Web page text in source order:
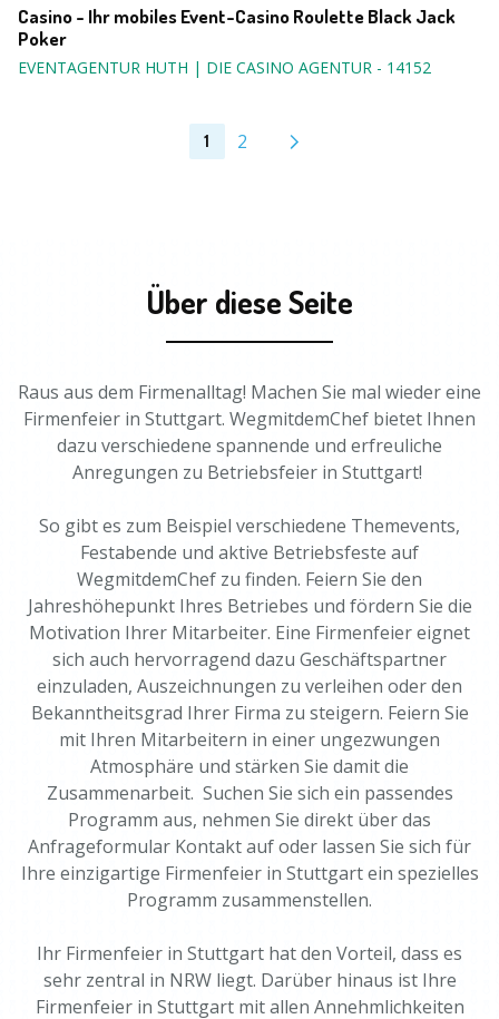
Casino - Ihr mobiles Event-Casino Roulette Black Jack
Poker
EVENTAGENTUR HUTH | DIE CASINO AGENTUR - 14152
1 2
Über diese Seite
Raus aus dem Firmenalltag! Machen Sie mal wieder eine
Firmenfeier in Stuttgart. WegmitdemChef bietet Ihnen
dazu verschiedene spannende und erfreuliche
Anregungen zu Betriebsfeier in Stuttgart!
So gibt es zum Beispiel verschiedene Themevents,
Festabende und aktive Betriebsfeste auf
WegmitdemChef zu finden. Feiern Sie den
Jahreshöhepunkt Ihres Betriebes und fördern Sie die
Motivation Ihrer Mitarbeiter. Eine Firmenfeier eignet
sich auch hervorragend dazu Geschäftspartner
einzuladen, Auszeichnungen zu verleihen oder den
Bekanntheitsgrad Ihrer Firma zu steigern. Feiern Sie
mit Ihren Mitarbeitern in einer ungezwungen
Atmosphäre und stärken Sie damit die
Zusammenarbeit. Suchen Sie sich ein passendes
Programm aus, nehmen Sie direkt über das
Anfrageformular Kontakt auf oder lassen Sie sich für
Ihre einzigartige Firmenfeier in Stuttgart ein spezielles
Programm zusammenstellen.
Ihr Firmenfeier in Stuttgart hat den Vorteil, dass es
sehr zentral in NRW liegt. Darüber hinaus ist Ihre
Firmenfeier in Stuttgart mit allen Annehmlichkeiten